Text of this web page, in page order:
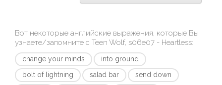
Вот некоторые английские выражения, которые Вы
узнаете/запомните с Teen Wolf, s06e07 - Heartless:
change your minds
into ground
bolt of lightning
salad bar
send down